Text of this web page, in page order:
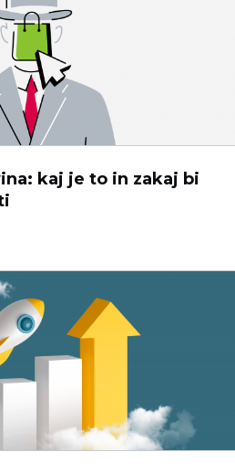
kaj je to in zakaj bi